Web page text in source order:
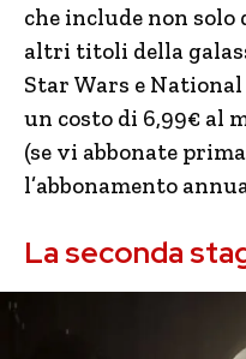
che include non solo
altri titoli della
Star Wars e
un costo di 6,99€ al
(se vi abbonate
l’abbonamento
La seconda